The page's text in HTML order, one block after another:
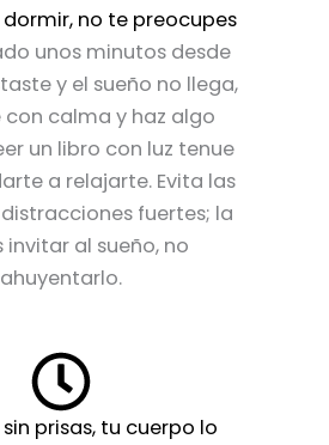
dormir, no te preocupes
unos minutos desde
y el sueño no llega,
calma y haz algo
un libro con luz tenue
a relajarte. Evita las
fuertes; la
invitar al sueño, no
ahuyentarlo.
prisas, tu cuerpo lo